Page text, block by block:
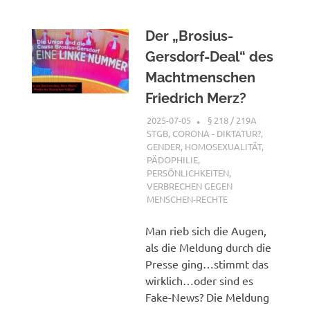
Der „Brosius-
Gersdorf-Deal“ des
Machtmenschen
Friedrich Merz?
2025-07-05 XX
§ 218 / 219A
STGB, CORONA - DIKTATUR?,
GENDER, HOMOSEXUALITÄT,
PÄDOPHILIE,
PERSÖNLICHKEITEN,
VERBRECHEN GEGEN
MENSCHEN-RECHTE
Man rieb sich die Augen,
als die Meldung durch die
Presse ging…stimmt das
wirklich…oder sind es
Fake-News? Die Meldung